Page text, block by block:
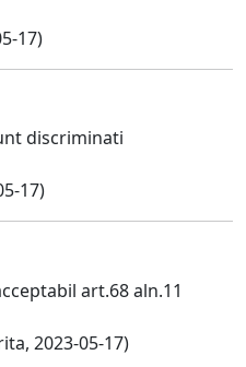
17)
discriminati
17)
art.68 aln.11
2023-05-17)